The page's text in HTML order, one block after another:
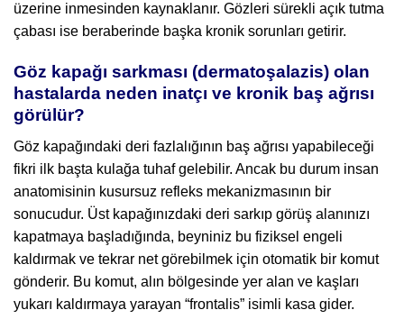
üzerine inmesinden kaynaklanır. Gözleri sürekli açık tutma
çabası ise beraberinde başka kronik sorunları getirir.
Göz kapağı sarkması (dermatoşalazis) olan
hastalarda neden inatçı ve kronik baş ağrısı
görülür?
Göz kapağındaki deri fazlalığının baş ağrısı yapabileceği
fikri ilk başta kulağa tuhaf gelebilir. Ancak bu durum insan
anatomisinin kusursuz refleks mekanizmasının bir
sonucudur. Üst kapağınızdaki deri sarkıp görüş alanınızı
kapatmaya başladığında, beyniniz bu fiziksel engeli
kaldırmak ve tekrar net görebilmek için otomatik bir komut
gönderir. Bu komut, alın bölgesinde yer alan ve kaşları
yukarı kaldırmaya yarayan “frontalis” isimli kasa gider.